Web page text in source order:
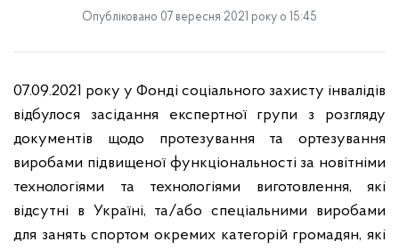
Опубліковано 07 вересня 2021 року о 15:45
07.09.2021 року у Фонді соціального захисту інвалідів
відбулося засідання експертної групи з розгляду
документів щодо протезування та ортезування
виробами підвищеної функціональності за новітніми
технологіями та технологіями виготовлення, які
відсутні в Україні, та/або спеціальними виробами
для занять спортом окремих категорій громадян, які